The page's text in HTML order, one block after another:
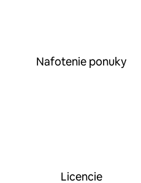
Nafotenie ponuky
Licencie